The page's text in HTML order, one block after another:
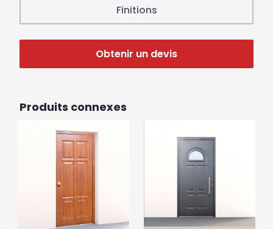
Finitions
Obtenir un devis
Produits connexes